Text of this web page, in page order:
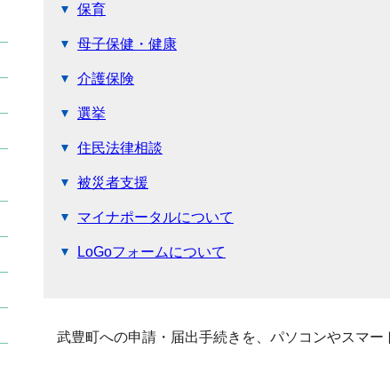
保育
母子保健・健康
介護保険
選挙
住民法律相談
被災者支援
マイナポータルについて
LoGoフォームについて
武豊町への申請・届出手続きを、パソコンやスマー